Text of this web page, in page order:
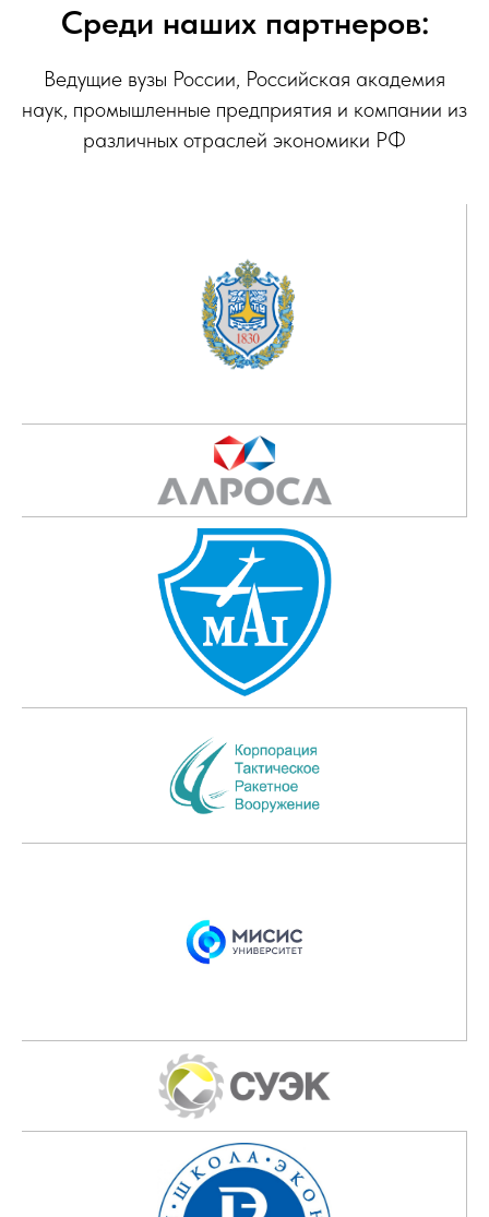
Среди наших партнеров:
Ведущие вузы России, Российская академия
наук, промышленные предприятия и компании из
различных отраслей экономики РФ